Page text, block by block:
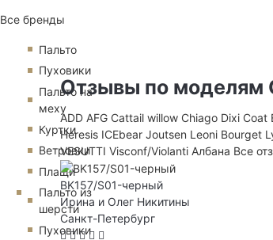
Все бренды
Пальто
Пуховики
Пальто на
меху
Куртки
Ветровки
Плащи
Пальто из
шерсти
Пуховики
Отзывы по моделям
ADD AFG Cattail willow Chiago Dixi Coat
Heresis ICEbearJoutsen Leoni Bourget
VESUTTIVisconf/Violanti Албана Все
BK157/S01-черный
Ирина и Олег Никитины
Санкт-Петербург